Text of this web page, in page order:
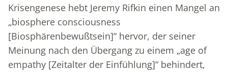
Krisengenese hebt Jeremy Rifkin einen Mangel an
„biosphere consciousness
[Biosphärenbewußtsein]“ hervor, der seiner
Meinung nach den Übergang zu einem „age of
empathy [Zeitalter der Einfühlung]“ behindert,